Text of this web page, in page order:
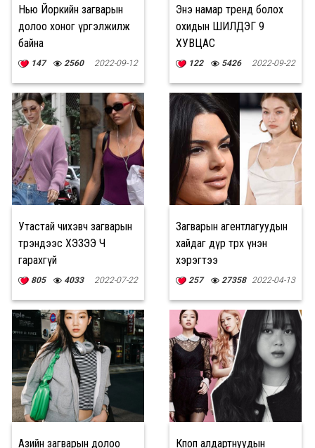
Нью Йоркийн загварын
долоо хоног үргэлжилж
байна
147 2560 2022-09-12
Энэ намар тренд болох
охидын ШИЛДЭГ 9
ХУВЦАС
122 5426 2022-09-22
Утастай чихэвч загварын
трэндээс ХЭЗЭЭ Ч
гарахгүй
805 4033 2022-07-22
Загварын агентлагуудын
хайдаг дүр төрх үнэн
хэрэгтээ
257 27358 2022-04-13
Азийн загварын долоо
Кпоп алдартнуудын